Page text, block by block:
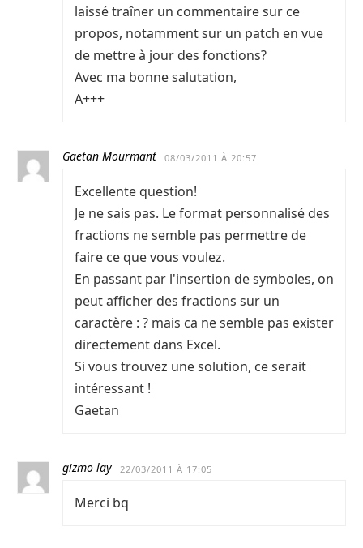
laissé traîner un commentaire sur ce
propos, notamment sur un patch en vue
de mettre à jour des fonctions?
Avec ma bonne salutation,
A+++
Gaetan Mourmant 08/03/2011 À 20:57
Excellente question!
Je ne sais pas. Le format personnalisé des
fractions ne semble pas permettre de
faire ce que vous voulez.
En passant par l'insertion de symboles, on
peut afficher des fractions sur un
caractère : ? mais ca ne semble pas exister
directement dans Excel.
Si vous trouvez une solution, ce serait
intéressant !
Gaetan
gizmo lay 22/03/2011 À 17:05
Merci bq